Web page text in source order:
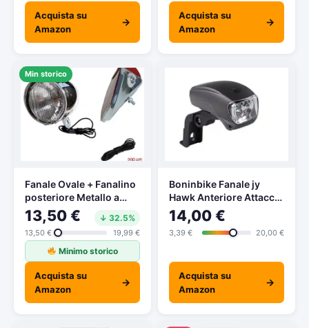
Acquista su
Amazon
→
Acquista su
Amazon
→
Min storico
Fanale Ovale + Fanalino
posteriore Metallo a
dinamo per bici stile
Vintage Filo Incluso
Ideale per City bike /
Holland
13,50 € ↓ 32.5%
13,50 € 19,99 €
Minimo storico
Acquista su
Amazon
→
Boninbike Fanale jy
Hawk Anteriore Attacco
alla Forcella 5 LED 3
funzioni
14,00 €
3,39 € 20,00 €
Acquista su
Amazon
→